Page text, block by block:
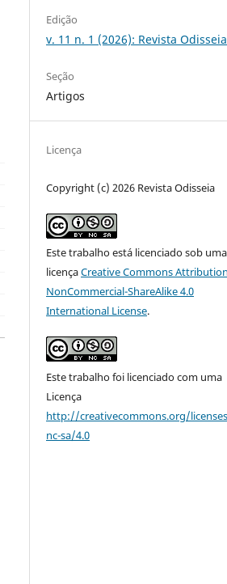
Edição
v. 11 n. 1 (2026): Revista Odisseia
Seção
Artigos
Licença
Copyright (c) 2026 Revista Odisseia
Este trabalho está licenciado sob uma
licençaCreative Commons
NonCommercial-ShareAlike 4.0
International License.
Este trabalho foi licenciado com uma
Licença
http://creativecommons.org/
nc-sa/4.0